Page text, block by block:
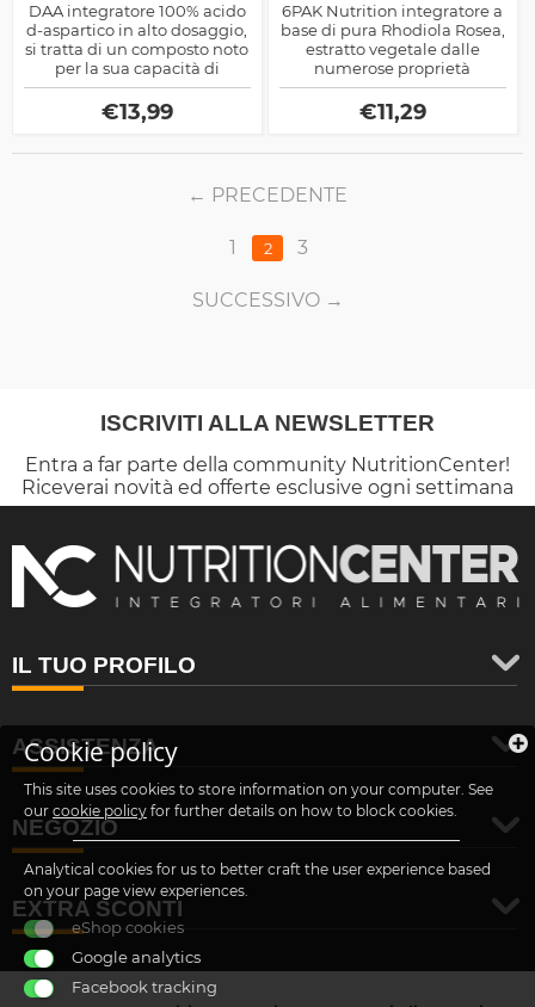
DAA integratore 100% acido
d-aspartico in alto dosaggio,
si tratta di un composto noto
per la sua capacità di
potenziare il rilascio del
testosterone endogeno
nell'uomo
€13,99
6PAK Nutrition integratore a
base di pura Rhodiola Rosea,
estratto vegetale dalle
numerose proprietà
benefiche per il nostro
organismo.
€11,29
PRECEDENTE
1 2 3
SUCCESSIVO
ISCRIVITI ALLA NEWSLETTER
Entra a far parte della community NutritionCenter!
Riceverai novità ed offerte esclusive ogni settimana
IL TUO PROFILO
ASSISTENZA
NEGOZIO
EXTRA SCONTI
Cookie policy
This site uses cookies to store information on your computer. See
our cookie policy for further details on how to block cookies.
Analytical cookies for us to better craft the user experience based
on your page view experiences.
eShop cookies
Google analytics
Facebook tracking